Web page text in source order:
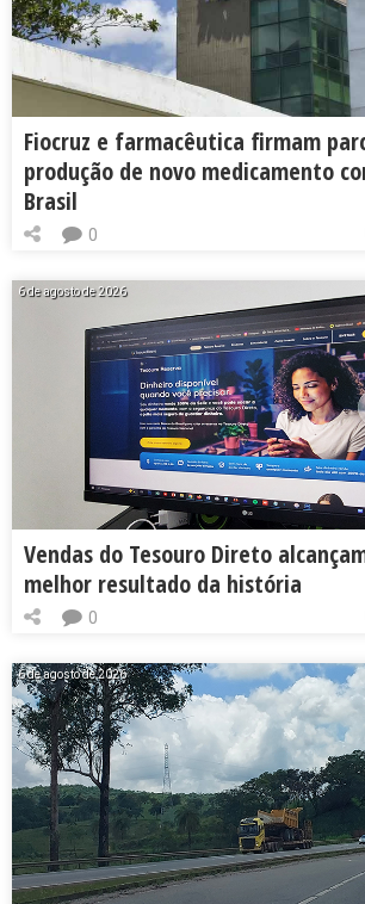
Fiocruz e farmacêutica firmam
produção de novo medicamento
Brasil
0
6 de agosto de 2026
Vendas do Tesouro Direto
melhor resultado da história
0
6 de agosto de 2026